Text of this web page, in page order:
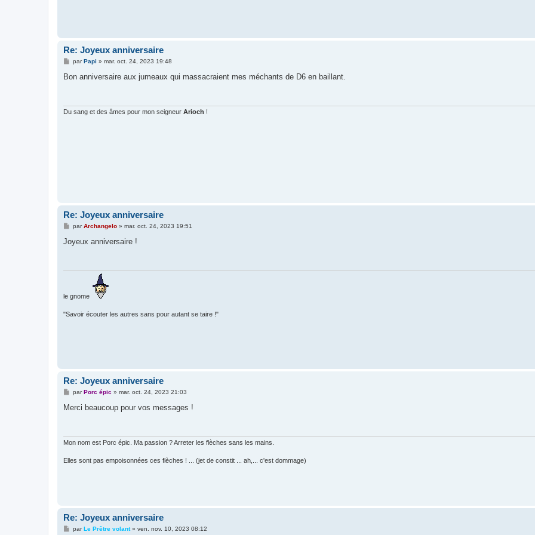
Re: Joyeux anniversaire
M
s
parPapi » mar. oct. 24, 2023 19:48
Bon anniversaire aux jumeaux qui massacraient mes méchants de D6 en baillant.
Du sang et des âmes pour mon seigneur Arioch !
Re: Joyeux anniversaire
M
s
s
parArchangelo» mar. oct. 24, 2023 19:51
Joyeux anniversaire !
le gnome
"Savoir écouter les autres sans pour autant se taire !"
Re: Joyeux anniversaire
M
s
parPorc épic » mar. oct. 24, 2023 21:03
Merci beaucoup pour vos messages !
Mon nom est Porc épic. Ma passion ? Arreter les flèches sans les mains.
Elles sont pas empoisonnées ces flèches ! ... (jet de constit ... ah,... c'est dommage)
Re: Joyeux anniversaire
MparLe Prêtre volant» ven. nov. 10, 2023 08:12